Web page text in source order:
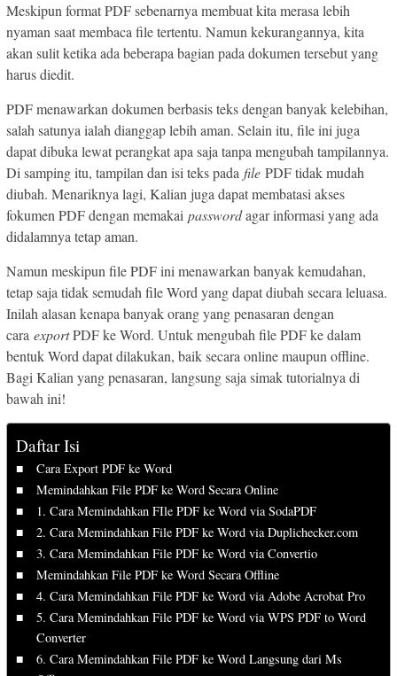
Meskipun format PDF sebenarnya membuat kita merasa lebih
nyaman saat membaca file tertentu. Namun kekurangannya, kita
akan sulit ketika ada beberapa bagian pada dokumen tersebut yang
harus diedit.
PDF menawarkan dokumen berbasis teks dengan banyak kelebihan,
salah satunya ialah dianggap lebih aman. Selain itu, file ini juga
dapat dibuka lewat perangkat apa saja tanpa mengubah tampilannya.
Di samping itu, tampilan dan isi teks pada file PDF tidak mudah
diubah. Menariknya lagi, Kalian juga dapat membatasi akses
fokumen PDF dengan memakai passwordagar informasi yang ada
didalamnya tetap aman.
Namun meskipun file PDF ini menawarkan banyak kemudahan,
tetap saja tidak semudah file Word yang dapat diubah secara leluasa.
Inilah alasan kenapa banyak orang yang penasaran dengan
cara exportPDF ke Word. Untuk mengubah file PDF ke dalam
bentuk Word dapat dilakukan, baik secara online maupun offline.
Bagi Kalian yang penasaran, langsung saja simak tutorialnya di
bawah ini!
Daftar Isi
Cara Export PDF ke Word
Memindahkan File PDF ke Word Secara Online
1. Cara Memindahkan FIle PDF ke Word via SodaPDF
2. Cara Memindahkan File PDF ke Word via Duplichecker.com
3. Cara Memindahkan File PDF ke Word via Convertio
Memindahkan File PDF ke Word Secara Offline
4. Cara Memindahkan File PDF ke Word via Adobe Acrobat Pro
5. Cara Memindahkan File PDF ke Word via WPS PDF to Word
Converter
6. Cara Memindahkan File PDF ke Word Langsung dari Ms